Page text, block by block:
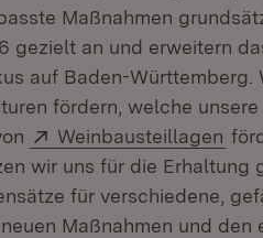
Maßnahmen
gezielt an und erweitern
auf Baden-Württemberg.
fördern, welche
Extern:
Weinbausteillagen
wir uns für die Erhaltung
für verschiedene,
Maßnahmen und den